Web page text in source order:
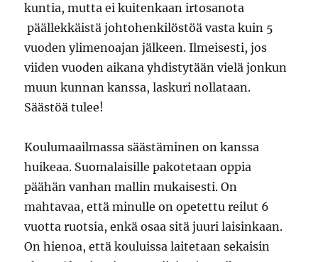
kuntia, mutta ei kuitenkaan irtosanota
päällekkäistä johtohenkilöstöä vasta kuin 5
vuoden ylimenoajan jälkeen. Ilmeisesti, jos
viiden vuoden aikana yhdistytään vielä jonkun
muun kunnan kanssa, laskuri nollataan.
Säästöä tulee!
Koulumaailmassa säästäminen on kanssa
huikeaa. Suomalaisille pakotetaan oppia
päähän vanhan mallin mukaisesti. On
mahtavaa, että minulle on opetettu reilut 6
vuotta ruotsia, enkä osaa sitä juuri laisinkaan.
On hienoa, että kouluissa laitetaan sekaisin